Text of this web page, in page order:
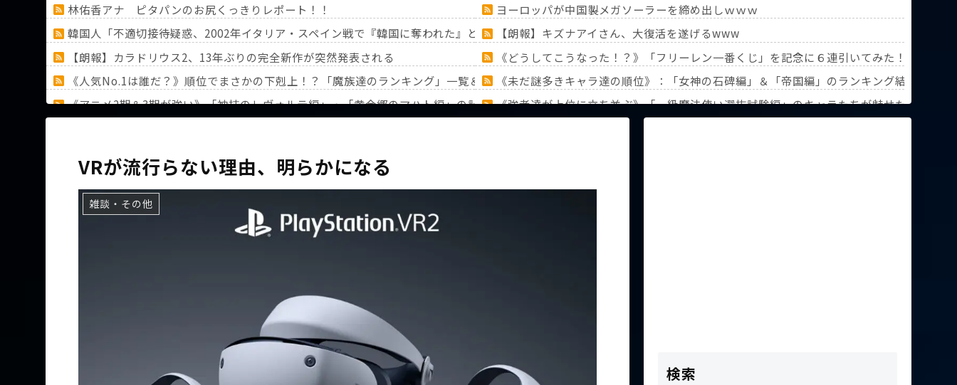
林佑香アナ ピタパンのお尻くっきりレポート！！
ヨーロッパが中国製メガソーラーを締め出しｗｗｗ
韓国人「不適切接待疑惑、2002年イタリア・スペイン戦で『韓国に奪われた』と欧州の大手メディアが一斉に報道！」
【朗報】キズナアイさん、大復活を遂げるwww
【朗報】カラドリウス2、13年ぶりの完全新作が突然発表される
《どうしてこうなった！？》「フリーレン一番くじ」を記念に６連引いてみた！気づけ
《人気No.1は誰だ？》順位でまさかの下剋上！？「魔族達のランキング」一覧＆「ミミック」大特集！！【『葬送のフリーレン』第3回人気投票】
《未だ謎多きキャラ達の順位》：「女神の石碑編」＆「帝国編」のランキング結果を分
《アニメ2期＆3期が強い》「神技のレヴォルテ編」・「黄金郷のマハト編」の計31キャラのランキングを徹底解説！【『葬送のフリーレン』第3回人気投票】
《強者達が上位に立ち並ぶ》「一級魔法使い選抜試験編」のキャラたちが魅せた驚異の
Powered by livedoor 相互RSS
VRが流行らない理由、明らかになる
雑談・その他
検索